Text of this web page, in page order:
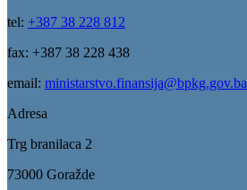
tel: +387 38 228 812
fax: +387 38 228 438
email: ministarstvo.finansija@bpkg.gov.ba
Adresa
Trg branilaca 2
73000 Goražde